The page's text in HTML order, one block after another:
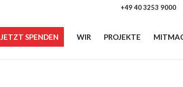
+49 40 3253 9000
JETZT SPENDEN WIR PROJEKTE